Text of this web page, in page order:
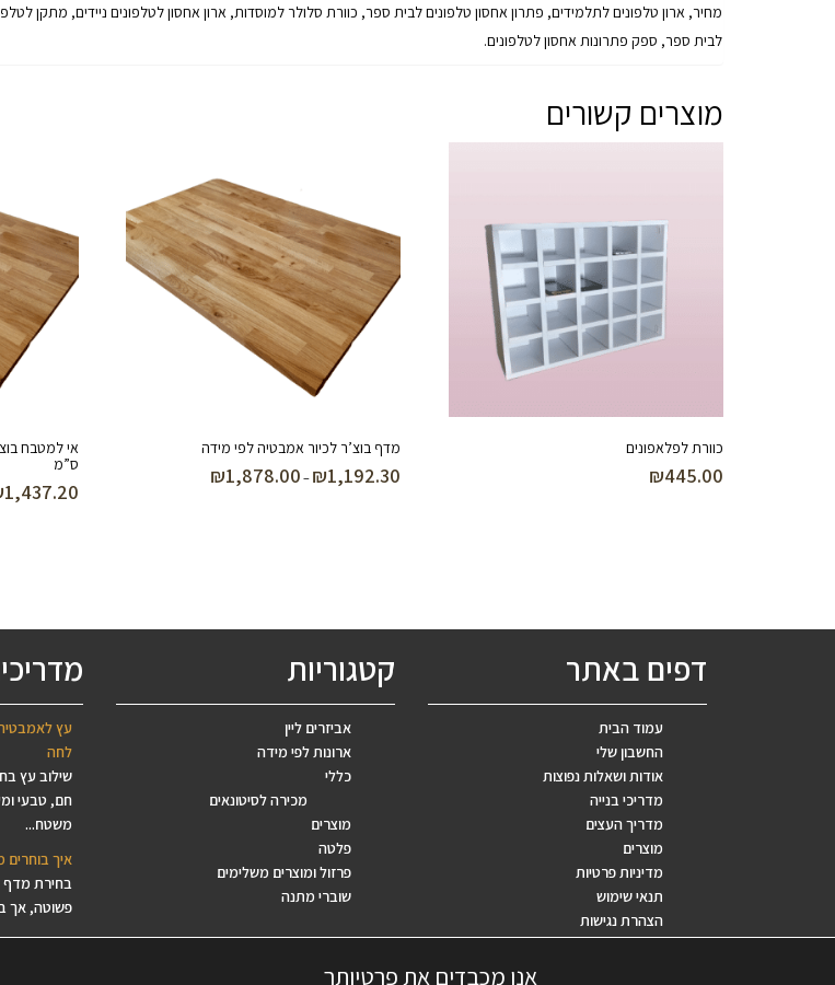
מחיר, ארון טלפונים לתלמידים, פתרון אחסון טלפונים לבית ספר, כוורת סלולר למוסדות, ארון אחסון לטלפונים ניידים, מתקן
לבית ספר, ספק פתרונות אחסון לטלפונים.
מוצרים קשורים
כוורת לפלאפונים
₪445.00
מדף בוצ’ר לכיור אמבטיה לפי מידה
₪1,192.30
–
₪1,878.00
טווח
ס”מ
1,437.20
דפים באתר
עמוד הבית
החשבון שלי
אודות ושאלות נפוצות
מדריכי בנייה
מדריך העצים
מוצרים
מדיניות פרטיות
תנאי שימוש
הצהרת נגישות
שאלות נפוצות
קטגוריות
אביזרים ליין
ארונות לפי מידה
כללי
מכירה לסיטונאים
מוצרים
פלטה
פרזול ומוצרים משלימים
שוברי מתנה
עץ
לחה
שילוב עץ
חם, טבעי
משטח...
איך בוחרים
בחירת מדף
פשוטה, אך
איך
אנו מכבדים את פרטיותך